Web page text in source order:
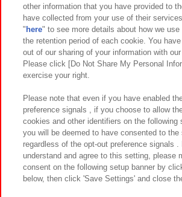
関連会社 サステナビリティ サ
プライバシーポリシー ウェブアクセシビリ
お取引先さまとともに
カスタマーハラスメント対応方針 よくあるご
©Bandai Namco Amusement Inc.
other information that you have provided to
have collected from your use of their
" here" to see more details about how we use
the retention period of each cookie. You
out of our sharing of your information with
Please click [Do Not Share My Personal
exercise your right.
Please note that even if you have enabled
preference signals , if you choose to allow
cookies and other identifiers on the following
you will be deemed to have consented to the
regardless of the opt-out preference signals .
understand and agree to this setting, please
consent on the following setup banner by
below, then click 'Save Settings' and close